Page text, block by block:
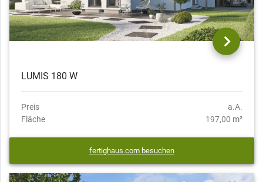
LUMIS 180 W
Preis
a.A.
Fläche
197,00 m²
fertighaus.com besuchen